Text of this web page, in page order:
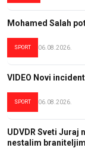
Mohamed Salah
SPORT 06.08.2026.
VIDEO Novi
SPORT 06.08.2026.
UDVDR Sveti Juraj
nestalim